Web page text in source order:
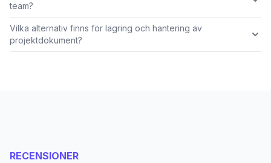
team?
Vilka alternativ finns för lagring och hantering av
projektdokument?
RECENSIONER